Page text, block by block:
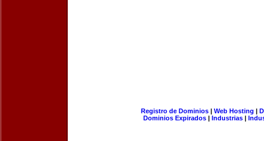
Registro de Dominios| Web Hosting |
Dominios Expirados | Industrias |